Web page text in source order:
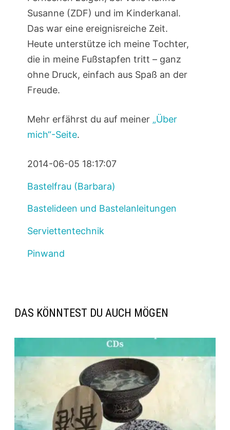
Susanne (ZDF) und im Kinderkanal.
Das war eine ereignisreiche Zeit.
Heute unterstütze ich meine Tochter,
die in meine Fußstapfen tritt – ganz
ohne Druck, einfach aus Spaß an der
Freude.
Mehr erfährst du auf meiner „Über
mich“-Seite.
2014-06-05 18:17:07
Bastelfrau (Barbara)
Bastelideen und Bastelanleitungen
Serviettentechnik
Pinwand
DAS KÖNNTEST DU AUCH MÖGEN